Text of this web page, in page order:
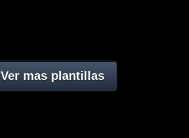
Ver mas plantillas